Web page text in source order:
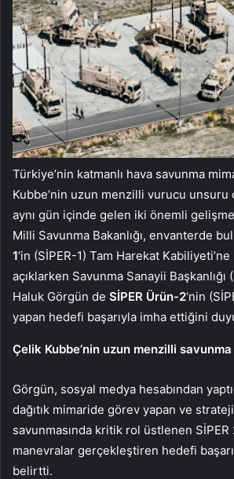
Türkiye’nin katmanlı hava savunma
Kubbe’nin uzun menzilli vurucu unsuru
aynı gün içinde gelen iki önemli
Milli Savunma Bakanlığı, envanterde
1‘in (SİPER-1) Tam Harekat Kabiliyeti’ne
açıklarken Savunma Sanayii Başkanlığı
Haluk Görgün de SİPER Ürün-2‘nin
yapan hedefi başarıyla imha ettiğini
Çelik Kubbe’nin uzun menzilli savunma
Görgün, sosyal medya hesabından
dağıtık mimaride görev yapan ve
savunmasında kritik rol üstlenen SİPER
manevralar gerçekleştiren hedefi
belirtti.